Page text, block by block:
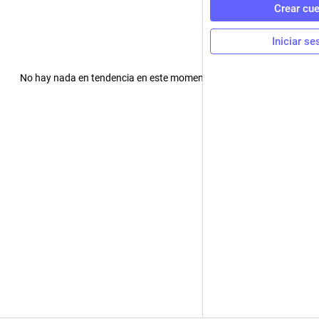
No hay nada en tendencia en este momento. ¡Revisa más tarde!
Crear
Iniciar